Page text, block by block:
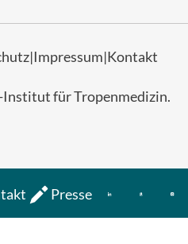
Presse
für Tropenmedizin.
Impressum Kontakt